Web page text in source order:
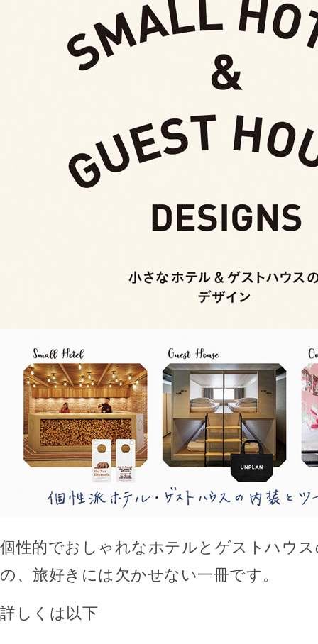
個性的でおしゃれなホテルとゲストハウ
の、旅好きには欠かせない一冊です。
詳しくは以下